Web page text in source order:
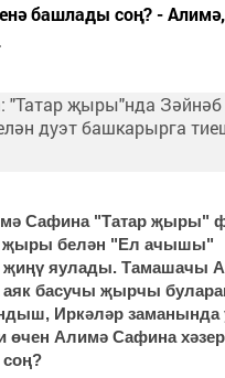
башлады соң? -
Сафина "Татар җыры"
җыры белән "Ел ачышы"
җиңү яулады. Тамашачы
аяк басучы җырчы
Иркәләр заманында
өчен Алимә Сафина хәзер